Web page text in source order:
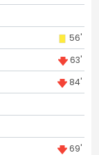
56'
63'
84'
69'